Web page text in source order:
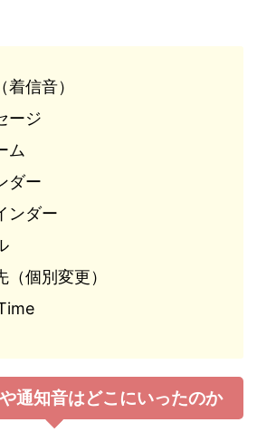
着信音）
ージ
ム
ダー
ンダー
（個別変更）
通知音はどこにいったのか